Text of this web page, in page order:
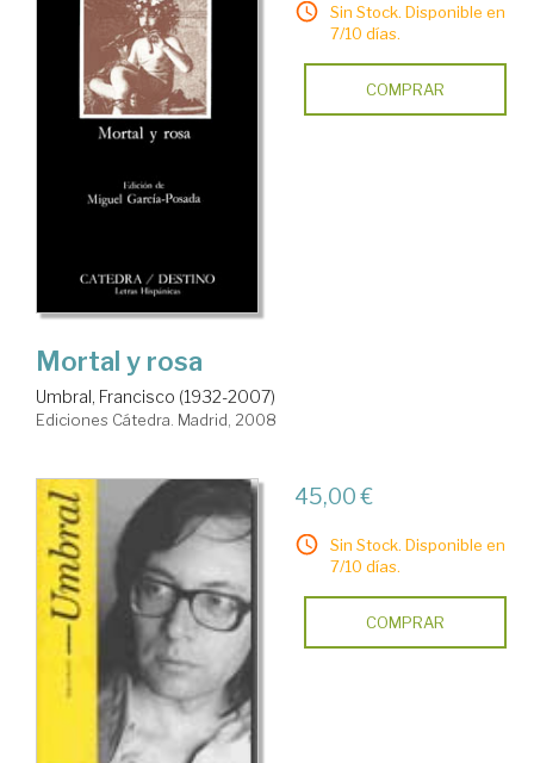
Sin Stock. Disponible en
7/10 días.
COMPRAR
Mortal y rosa
Umbral, Francisco (1932-2007)
Ediciones Cátedra. Madrid, 2008
45,00 €
Sin Stock. Disponible en
7/10 días.
COMPRAR